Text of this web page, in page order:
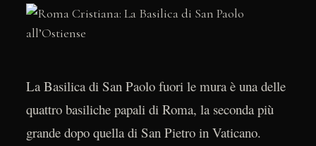
La Basilica di San Paolo fuori le mura è una delle
quattro basiliche papali di Roma, la seconda più
grande dopo quella di San Pietro in Vaticano.